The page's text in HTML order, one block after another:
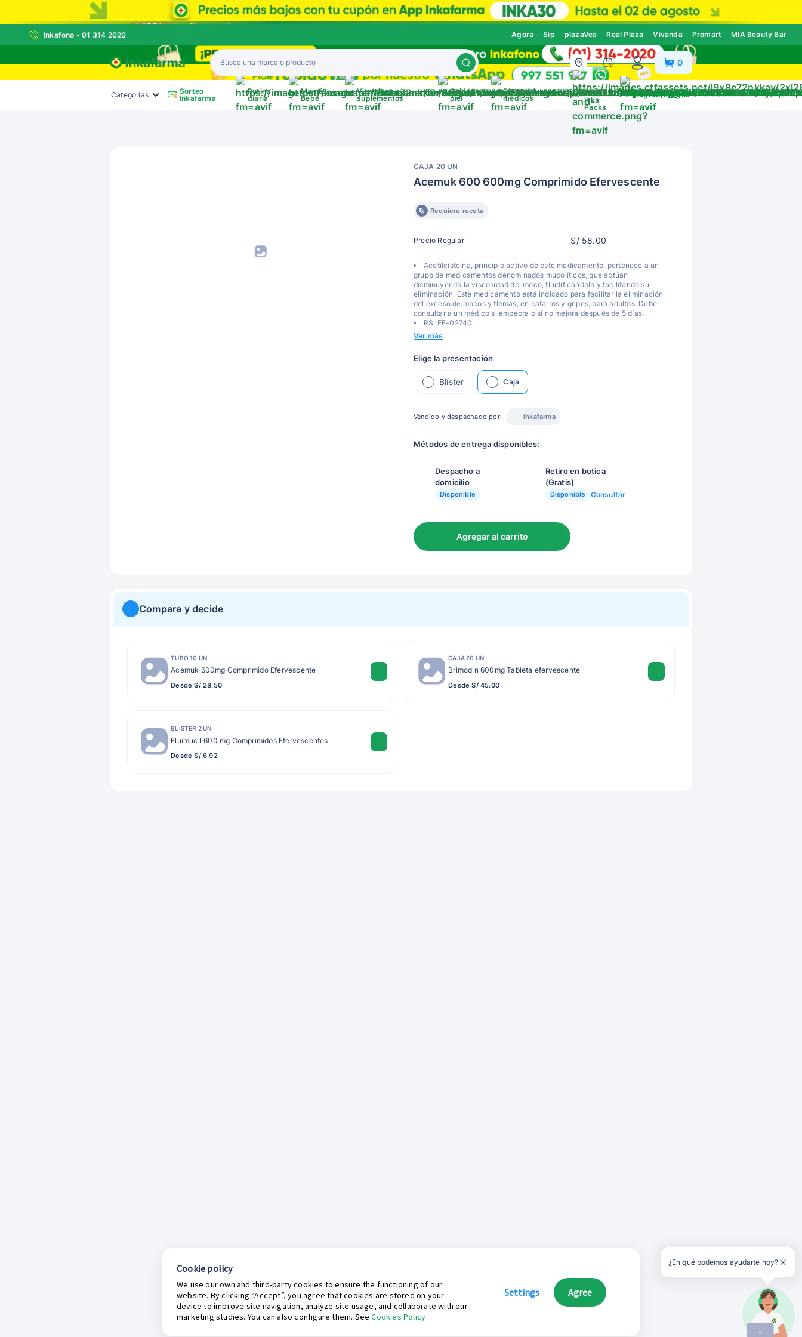
Inkafono - 01 314 2020 Agora Sip plazaVea Real Plaza Vivanda Promart MIA Beauty Bar
0
Categorías
Sorteo
Inkafarma
Rutina
diaria
Mamá y
Bebé
Vitaminas y
suplementos
Cuida tu
piel
Dispositivos
médicos
Inka
Packs
Blog Catálogos
¿En qué podemos ayudarte hoy?
CAJA 20 UN
Acemuk 600 600mg Comprimido Efervescente
Requiere receta
Precio Regular S/ 58.00
Acetilcisteína, principio activo de este medicamento, pertenece a un
grupo de medicamentos denominados mucolíticos, que actúan
disminuyendo la viscosidad del moco, fluidificándolo y facilitando su
eliminación. Este medicamento está indicado para facilitar la eliminación
del exceso de mocos y flemas, en catarros y gripes, para adultos. Debe
consultar a un médico si empeora o si no mejora después de 5 días.
RS: EE-02740
Ver más
Elige la presentación
Blíster Caja
Vendido y despachado por: Inkafarma
Métodos de entrega disponibles:
Despacho a
domicilio
Disponible
Retiro en botica
(Gratis)
Disponible Consultar
Agregar al carrito
Compara y decide
TUBO 10 UN
Acemuk 600mg Comprimido Efervescente
Desde S/ 28.50
CAJA 20 UN
Brimodin 600mg Tableta efervescente
Desde S/ 45.00
BLÍSTER 2 UN
Fluimucil 600 mg Comprimidos Efervescentes
Desde S/ 6.92
Cookie policy
We use our own and third-party cookies to ensure the functioning of our
website. By clicking “Accept”, you agree that cookies are stored on your
device to improve site navigation, analyze site usage, and collaborate with our
marketing studies. You can also configure them. SeeCookies Policy
Settings Agree